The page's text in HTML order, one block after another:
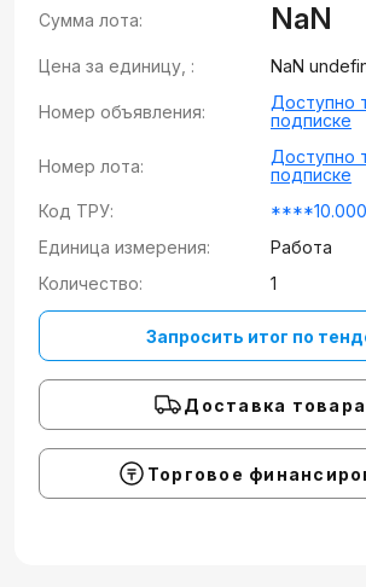
Сумма лота: NaN
Цена за единицу, : NaN
Номер объявления:
Доступно
подписке
Номер лота:
Доступно
подписке
Код ТРУ:
Единица измерения:
Работа
Количество:
1
Запросить итог по
Доставка товара
Торговое